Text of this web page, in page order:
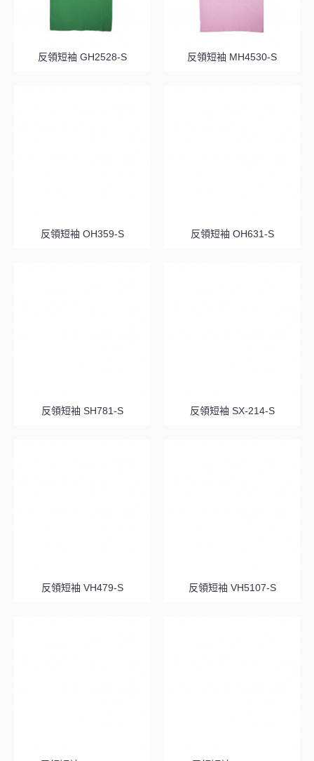
反領短袖 GH2528-S 反領短袖 MH4530-S
反領短袖 OH359-S 反領短袖 OH631-S
反領短袖 SH781-S 反領短袖 SX-214-S
反領短袖 VH479-S 反領短袖 VH5107-S